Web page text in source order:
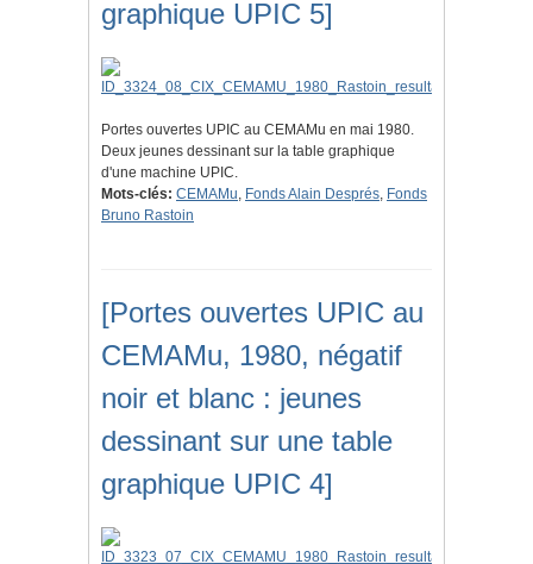
graphique UPIC 5]
Portes ouvertes UPIC au CEMAMu en mai 1980.
Deux jeunes dessinant sur la table graphique
d'une machine UPIC.
Mots-clés: CEMAMu, Fonds Alain Després, Fonds
Bruno Rastoin
[Portes ouvertes UPIC au
CEMAMu, 1980, négatif
noir et blanc : jeunes
dessinant sur une table
graphique UPIC 4]